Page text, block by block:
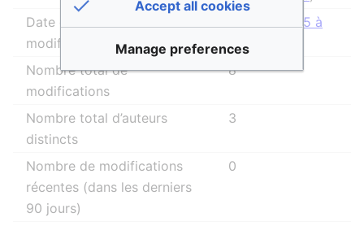
Date de la dernière
modification
29 avril 2025 à
14:49
Nombre total de
modifications
8
Nombre total d’auteurs
distincts
3
Nombre de modifications
récentes (dans les derniers
90 jours)
0
Accept all cookies
Manage preferences